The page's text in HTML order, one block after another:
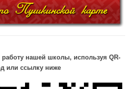
нашей школы, используя QR-
или ссылку ниже